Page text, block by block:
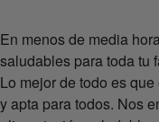
En menos de media
saludables para toda tu
Lo mejor de todo es
y apta para todos. Nos